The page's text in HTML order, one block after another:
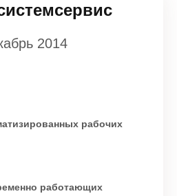
2014
рабочих
работающих